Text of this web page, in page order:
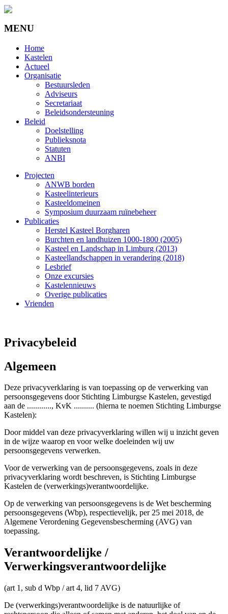
MENU
Home
Kastelen
Actueel
Organisatie
Bestuursleden
Adviseurs
Secretariaat
Beleidsondersteuning
Beleid
Doelstelling
Publieksnota
Statuten
ANBI
Projecten
ANWB borden
Kasteelinterieurs
Kasteeldomeinen
Symposium duurzaam ruïnebeheer
Publicaties
Herstel Kasteel Borgharen
Burchten en landhuizen 1000-1800 (2005)
Kasteel en Landschap in Limburg (2013)
Kasteellandschappen in verandering (2018)
Lesbrief
Onze excursies
Kastelennieuws
Overige publicaties
Vrienden
Privacybeleid
Algemeen
Deze privacyverklaring is van toepassing op de verwerking van
persoonsgegevens door Stichting Limburgse Kastelen, gevestigd
aan de ............, KvK .......... (hierna te noemen Stichting Limburgse
Kastelen):
Door middel van deze privacyverklaring willen wij u inzicht geven
in de wijze waarop en voor welke doeleinden wij uw
persoonsgegevens verwerken.
Voor de verwerking van de persoonsgegevens, zoals in deze
privacyverklaring wordt beschreven, is Stichting Limburgse
Kastelen de (verwerkings)verantwoordelijke.
Op de verwerking van persoonsgegevens is de Wet bescherming
persoonsgegevens (Wbp), respectievelijk, per 25 mei 2018, de
Algemene Verordening Gegevensbescherming (AVG) van
toepassing.
Verantwoordelijke /
Verwerkingsverantwoordelijke
(art 1, sub d Wbp / art 4, lid 7 AVG)
De (verwerkings)verantwoordelijke is de natuurlijke of